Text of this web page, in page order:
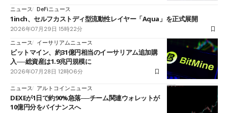
ニュース DeFiニュース
1inch、セルフカストディ型流動性レイヤー「Aqua」を正式展開
2026年07月29日 15時22分
ニュース
イーサリアムニュース
ビットマイン、約31億円相当のイーサリアム追加購
入──総資産は1.9兆円規模に
2026年07月28日 12時06分
ニュース アルトコインニュース
DEXEが1日で約90%急落──チーム関連ウォレットが
10億円分をバイナンスへ